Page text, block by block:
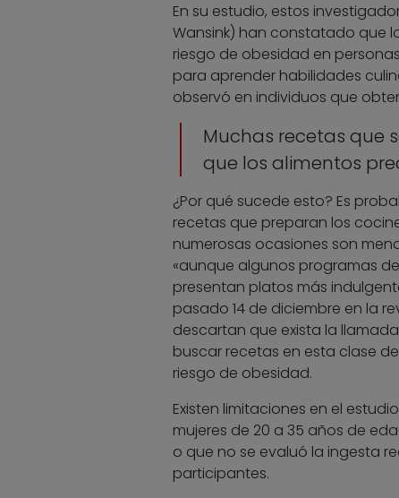
En su estudio, estos
Wansink) han constatado que
riesgo de obesidad en
para aprender habilidades
observó en individuos que
Muchas recetas que
que los alimentos
¿Por qué sucede esto? Es
recetas que preparan los
numerosas ocasiones son
«aunque algunos programas
presentan platos más
pasado 14 de diciembre en la
descartan que exista la
buscar recetas en esta clase
riesgo de obesidad.
Existen limitaciones en el
mujeres de 20 a 35 años de
o que no se evaluó la ingesta
participantes.